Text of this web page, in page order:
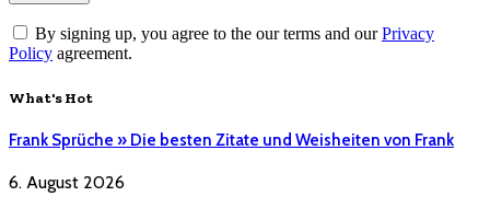
By signing up, you agree to the our terms and ourPrivacy
Policy agreement.
What's Hot
Frank Sprüche » Die besten Zitate und Weisheiten von Frank
6. August 2026